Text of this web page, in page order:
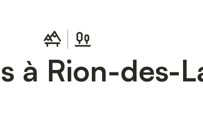
à Rion-des-